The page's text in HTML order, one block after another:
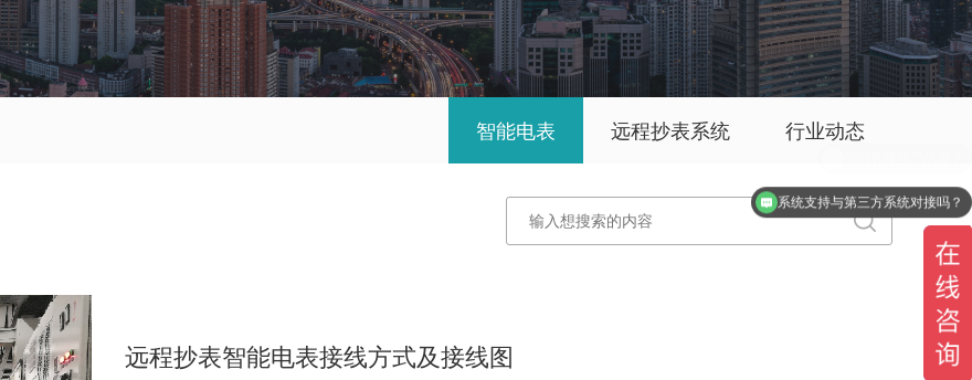
智能电表 远程抄表系统 行业动态
远程抄表智能电表接线方式及接线图
系统支持与第三方系统对接吗？